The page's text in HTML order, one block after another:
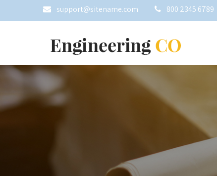
support@sitename.com 800 2345 6789